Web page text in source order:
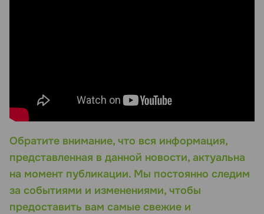
Обратите внимание, что вся информация,
представленная в данной новости, актуальна
на момент публикации. Мы постоянно следим
за событиями и изменениями, чтобы
предоставить вам самые свежие и